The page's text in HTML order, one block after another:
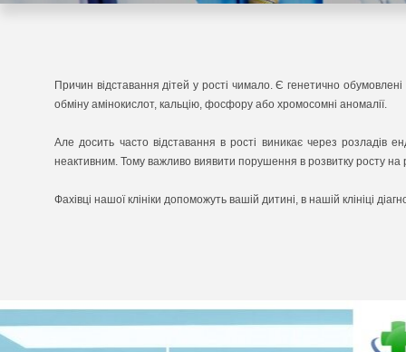
Причин відставання дітей у рості чимало. Є генетично
обміну амінокислот, кальцію, фосфору або хромосомні аномалії.
Але досить часто відставання в рості виникає через розладів
неактивним. Тому важливо виявити порушення в розвитку росту на
Фахівці нашої клініки допоможуть вашій дитині, в нашій клініці